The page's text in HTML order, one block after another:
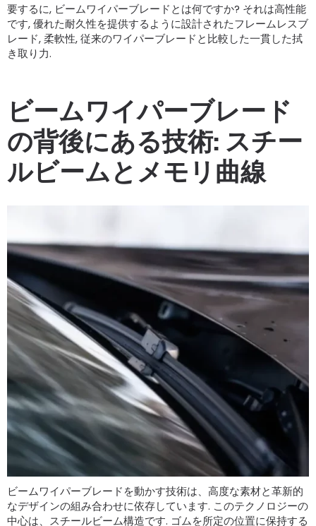
要するに, ビームワイパーブレードとは何ですか? それは高性能
です, 優れた耐久性を提供するように設計されたフレームレスブ
レード, 柔軟性, 従来のワイパーブレードと比較した一貫した拭
き取り力.
ビームワイパーブレード
の背後にある技術: スチー
ルビームとメモリ曲線
ビームワイパーブレードを動かす技術は、高度な素材と革新的
なデザインの組み合わせに依存しています. このテクノロジーの
中心は、スチールビーム構造です. ゴムを所定の位置に保持する